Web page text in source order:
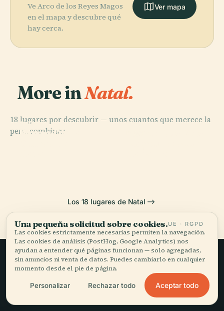
Ve Arco de los Reyes Magos
en el mapa y descubre qué
hay cerca.
Ver mapa
More inNatal.
18 lugares por descubrir — unos cuantos que merece la
pena combinar.
PLACE
Morro Do
PLACE
PLACE
Parque de la
Los 18 lugares de Natal
Viajar sin prisa,
bien contado.
Una pequeña solicitud sobre cookies.UE · RGPD
Las cookies estrictamente necesarias permiten la navegación.
Las cookies de análisis (PostHog, Google Analytics) nos
ayudan a entender qué páginas funcionan — solo agregadas,
sin anuncios ni venta de datos. Puedes cambiarlo en cualquier
momento desde el pie de página.
Personalizar Rechazar todo Aceptar todo